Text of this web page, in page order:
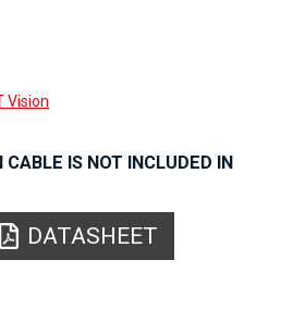
Vision
IS NOT INCLUDED IN
DATASHEET